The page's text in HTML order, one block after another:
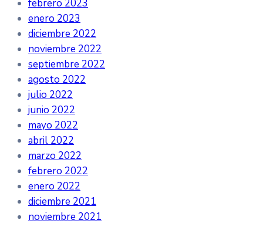
febrero 2023
enero 2023
diciembre 2022
noviembre 2022
septiembre 2022
agosto 2022
julio 2022
junio 2022
mayo 2022
abril 2022
marzo 2022
febrero 2022
enero 2022
diciembre 2021
noviembre 2021